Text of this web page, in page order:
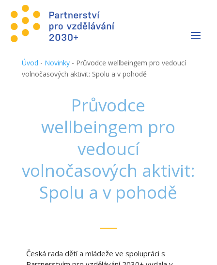
Úvod - Novinky- Průvodce wellbeingem pro vedoucí
volnočasových aktivit: Spolu a v pohodě
Průvodce
wellbeingem pro
vedoucí
volnočasových aktivit:
Spolu a v pohodě
Česká rada dětí a mládeže ve spolupráci s